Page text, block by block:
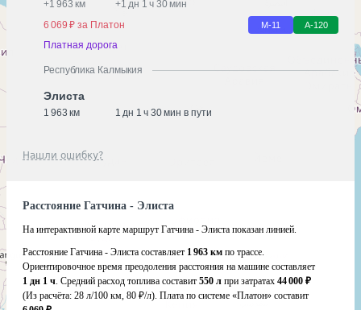
+1 963 км +1 дн 1 ч 30 мин
6 069 ₽ за Платон
М-11 А-120
Платная дорога
Республика Калмыкия
Элиста
1 963 км 1 дн 1 ч 30 мин в пути
Нашли ошибку?
Расстояние Гатчина - Элиста
На интерактивной карте маршрут Гатчина - Элиста показан линией.
Расстояние Гатчина - Элиста составляет 1 963 км по трассе.
Ориентировочное время преодоления расстояния на машине составляет
1 дн 1 ч. Средний расход топлива составит 550 л при затратах 44 000 ₽
(Из расчёта: 28 л/100 км, 80 ₽/л). Плата по системе «Платон» составит